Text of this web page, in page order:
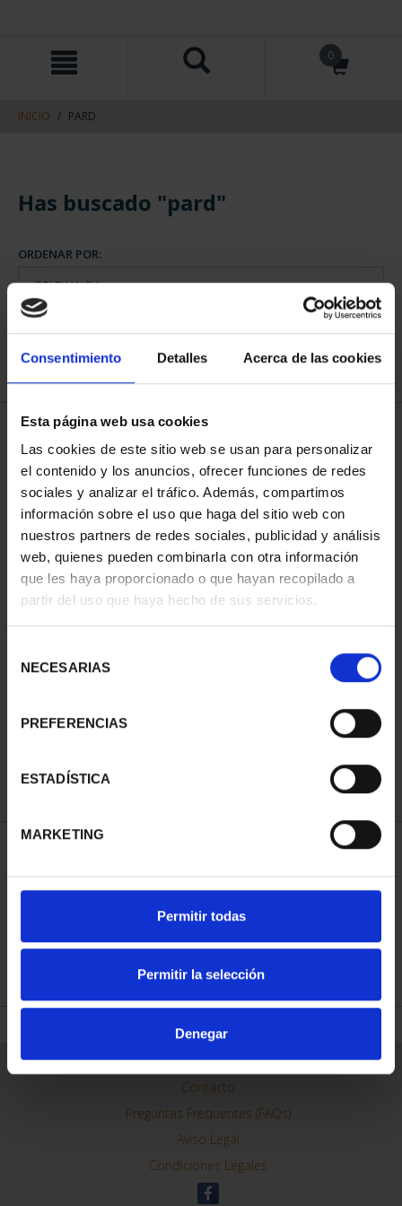
Consentimiento Detalles Acerca de las cookies
Esta página web usa cookies
Las cookies de este sitio web se usan para personalizar
el contenido y los anuncios, ofrecer funciones de redes
sociales y analizar el tráfico. Además, compartimos
información sobre el uso que haga del sitio web con
nuestros partners de redes sociales, publicidad y análisis
web, quienes pueden combinarla con otra información
que les haya proporcionado o que hayan recopilado a
partir del uso que haya hecho de sus servicios.
NECESARIAS
PREFERENCIAS
ESTADÍSTICA
MARKETING
Permitir todas
Permitir la selección
Denegar
contenido
navegacin
0
INICIO PARD
Has buscado "pard"
ORDENAR POR:
REFINAR
1 Productos encontrados
MARIA MOLINER (2025)
140,00 €
REFINAR